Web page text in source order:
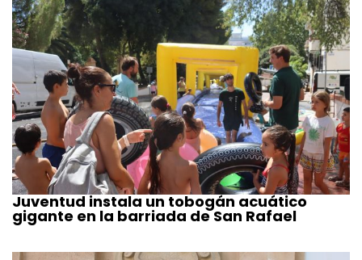
Juventud instala un tobogán acuático
gigante en la barriada de San Rafael